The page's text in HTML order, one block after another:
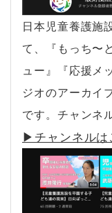
日本児童養護施
て、『もっち〜
ュー』『応援メ
ジオのアーカイ
です。チャンネ
▶︎チャンネルは